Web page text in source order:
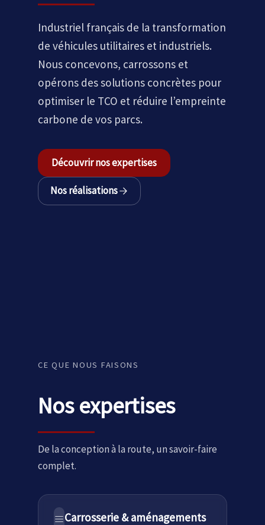
Industriel français de la transformation
de véhicules utilitaires et industriels.
Nous concevons, carrossons et
opérons des solutions concrètes pour
optimiser le TCO et réduire l’empreinte
carbone de vos parcs.
Découvrir nos expertises
Nos réalisations
CE QUE NOUS FAISONS
Nos expertises
De la conception à la route, un savoir-faire
complet.
Carrosserie & aménagements